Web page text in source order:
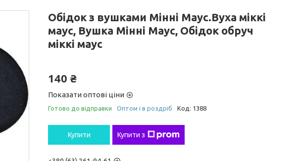
Обідок з вушками Мінні Маус.Вуха міккі
маус, Вушка Мінні Маус, Обідок обруч
міккі маус
140 ₴
Показати оптові ціни
Готово до відправки Оптом і в роздріб Код: 1388
Купити Купити з